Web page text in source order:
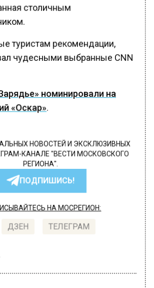
столичным
туристам рекомендации,
чудесными выбранные CNN
номинировали на
«Оскар».
НОВОСТЕЙ И ЭКСКЛЮЗИВНЫХ
КАНАЛЕ "ВЕСТИ МОСКОВСКОГО
РЕГИОНА".
ПОДПИШИСЬ!
НА МОСРЕГИОН:
ДЗЕН ТЕЛЕГРАМ